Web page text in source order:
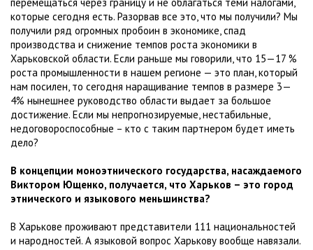
которые сегодня есть. Разорвав все это, что мы получили? Мы
получили ряд огромных пробоин в экономике, спад
производства и снижение темпов роста экономики в
Харьковской области. Если раньше мы говорили, что 15—17 %
роста промышленности в нашем регионе — это план, который
нам посилен, то сегодня наращивание темпов в размере 3—
4% нынешнее руководство области выдает за большое
достижение. Если мы непрогнозируемые, нестабильные,
недоговороспособные – кто с таким партнером будет иметь
дело?
В концепции моноэтнического государства, насаждаемого
Виктором Ющенко, получается, что Харьков – это город
этнического и языкового меньшинства?
В Харькове проживают представители 111 национальностей
и народностей. А языковой вопрос Харькову вообще навязали.